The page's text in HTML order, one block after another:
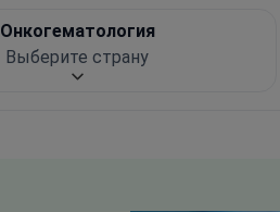
Онкогематология
Выберите страну